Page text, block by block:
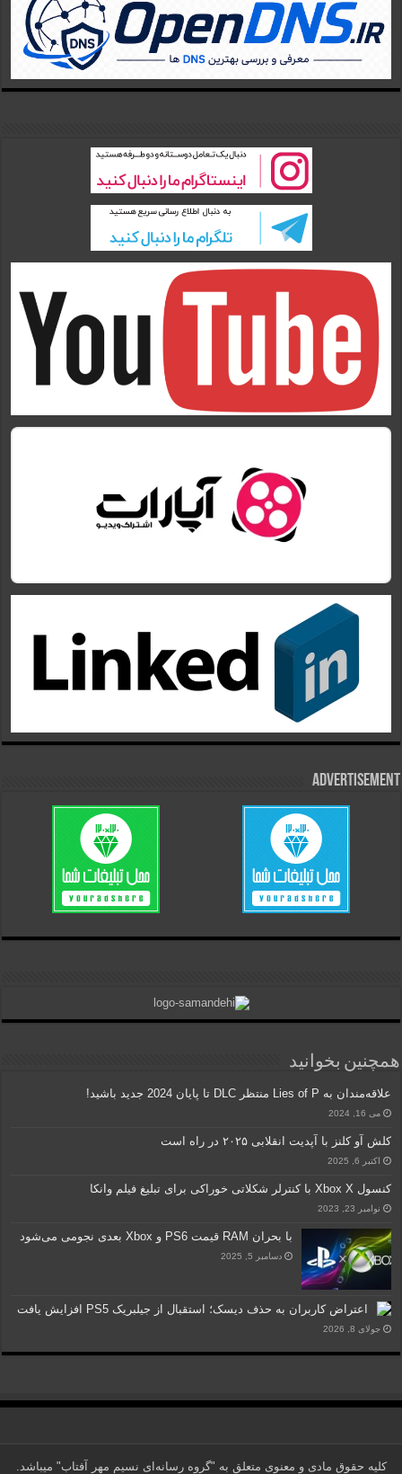
Advertisement
همچنین بخوانید
علاقه‌مندان به Lies of P منتظر DLC تا پایان 2024 جدید باشید!
می 16, 2024
کلش آو کلنز با آپدیت انقلابی ۲۰۲۵ در راه است
اکتبر 6, 2025
کنسول Xbox X با کنترلر شکلاتی خوراکی برای تبلیغ فیلم وانکا
نوامبر 23, 2023
با بحران RAM قیمت PS6 و Xbox بعدی نجومی می‌شود
دسامبر 5, 2025
اعتراض کاربران به حذف دیسک؛ استقبال از جیلبریک PS5 افزایش یافت
جولای 8, 2026
کلیه حقوق مادی و معنوی متعلق به "گروه رسانه‌ای نسیم مهر آفتاب" می‎باشد.